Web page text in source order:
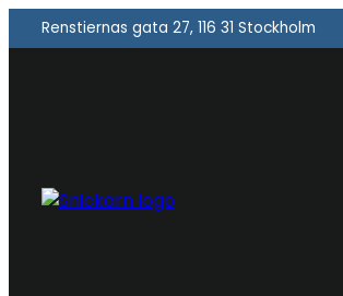
Renstiernas gata 27, 116 31 Stockholm